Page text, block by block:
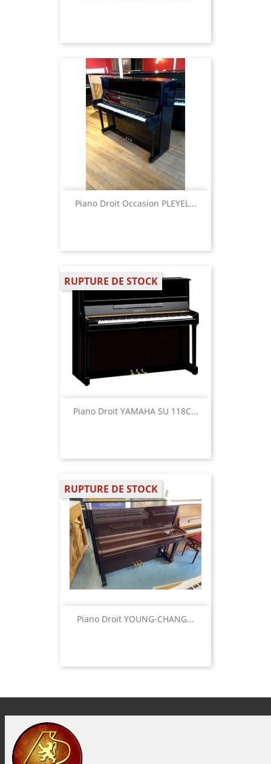
Piano Droit Occasion PLEYEL...
Piano Droit YAMAHA SU 118C...
RUPTURE DE STOCK
Piano Droit YOUNG-CHANG...
RUPTURE DE STOCK